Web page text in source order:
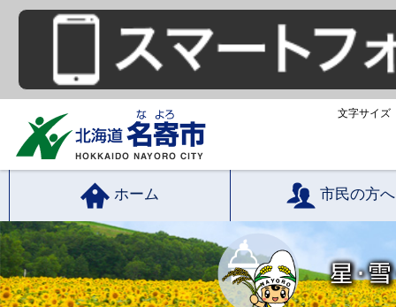
文字サイズ
ホーム 市民の方へ